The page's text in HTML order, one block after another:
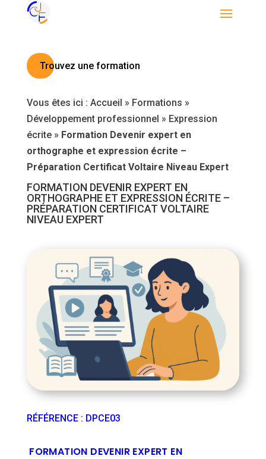
Trouvez une formation
Vous êtes ici : Accueil » Formations »
Développement professionnel » Expression
écrite» Formation Devenir expert en
orthographe et expression écrite –
Préparation Certificat Voltaire Niveau Expert
FORMATION DEVENIR EXPERT EN
ORTHOGRAPHE ET EXPRESSION ÉCRITE –
PRÉPARATION CERTIFICAT VOLTAIRE
NIVEAU EXPERT
RÉFÉRENCE: DPCE03
FORMATION DEVENIR EXPERT EN